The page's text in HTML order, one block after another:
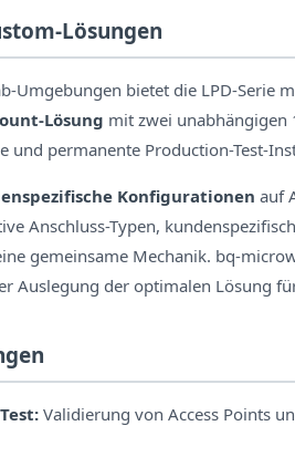
Lösungen
Umgebungen bietet die LPD-Serie
Lösung mit zwei
und permanente Production-Test-
Konfigurationen auf
Anschluss-Typen,
gemeinsame Mechanik. bq-
Auslegung der optimalen Lösung
Validierung von Access Points